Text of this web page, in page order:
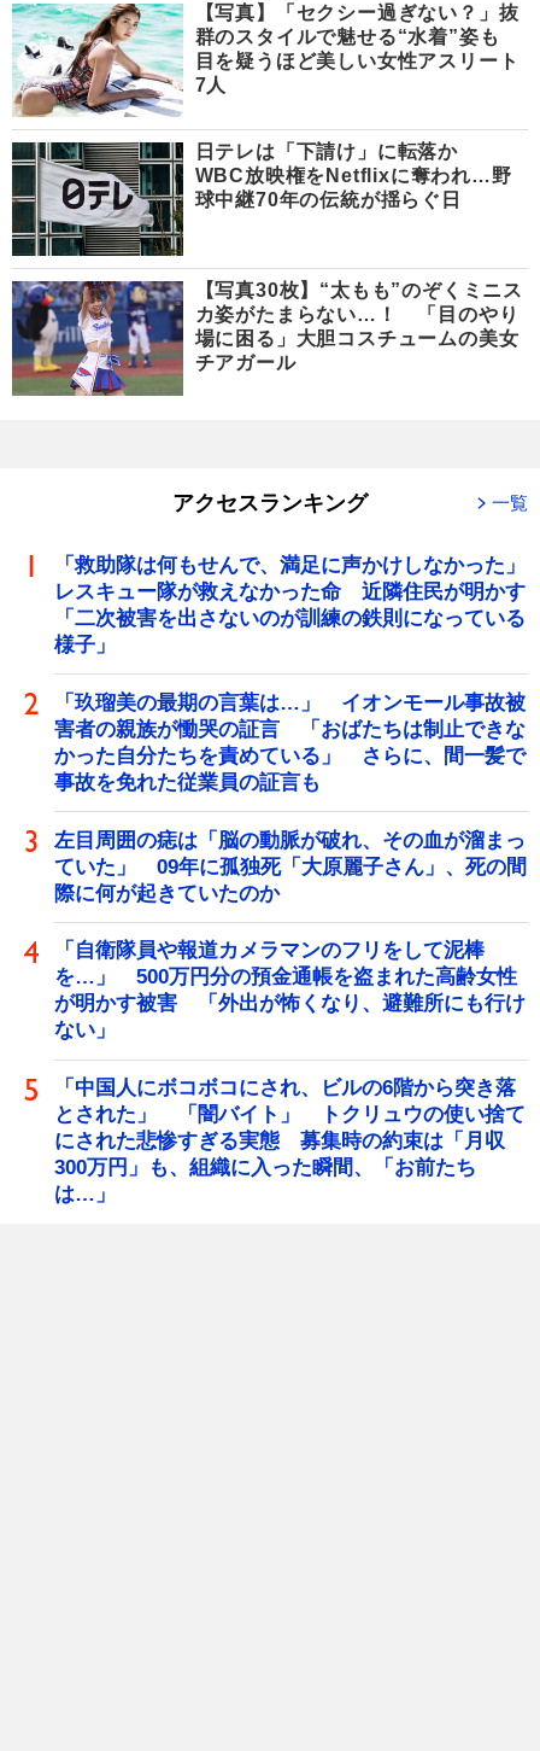
【写真】「セクシー過ぎない？」抜
群のスタイルで魅せる“水着”姿も
目を疑うほど美しい女性アスリート
7人
日テレは「下請け」に転落か
WBC放映権をNetflixに奪われ…野
球中継70年の伝統が揺らぐ日
【写真30枚】“太もも”のぞくミニス
カ姿がたまらない…！ 「目のやり
場に困る」大胆コスチュームの美女
チアガール
アクセスランキング 一覧
「救助隊は何もせんで、満足に声かけしなかった」
レスキュー隊が救えなかった命 近隣住民が明かす
「二次被害を出さないのが訓練の鉄則になっている
様子」
「玖瑠美の最期の言葉は…」 イオンモール事故被
害者の親族が慟哭の証言 「おばたちは制止できな
かった自分たちを責めている」 さらに、間一髪で
事故を免れた従業員の証言も
左目周囲の痣は「脳の動脈が破れ、その血が溜まっ
ていた」 09年に孤独死「大原麗子さん」、死の間
際に何が起きていたのか
「自衛隊員や報道カメラマンのフリをして泥棒
を…」 500万円分の預金通帳を盗まれた高齢女性
が明かす被害 「外出が怖くなり、避難所にも行け
ない」
「中国人にボコボコにされ、ビルの6階から突き落
とされた」 「闇バイト」 トクリュウの使い捨て
にされた悲惨すぎる実態 募集時の約束は「月収
300万円」も、組織に入った瞬間、「お前たち
は…」